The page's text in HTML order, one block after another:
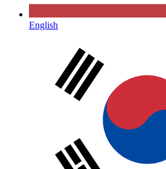
English